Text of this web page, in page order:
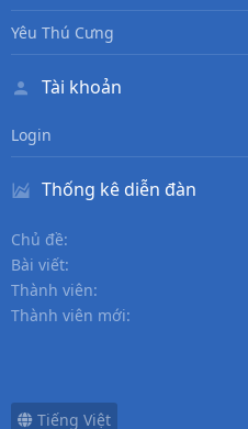
Yêu Thú Cưng
Tài khoản
Login
Thống kê diễn đàn
Chủ đề
Bài viết
Thành viên
Thành viên mới
Tiếng Việt